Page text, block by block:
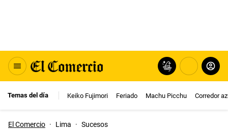
Temas del día Keiko Fujimori Feriado Machu Picchu Corredor
El Comercio · Lima · Sucesos